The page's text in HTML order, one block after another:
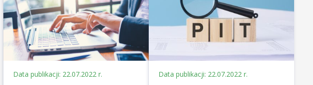
Data publikacji: 22.07.2022 r. Data publikacji: 22.07.2022 r.